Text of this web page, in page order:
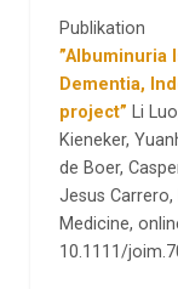
Publikation
”Albuminuria
Dementia,
project” Li
Kieneker,
de Boer,
Jesus
Medicine,
10.1111/